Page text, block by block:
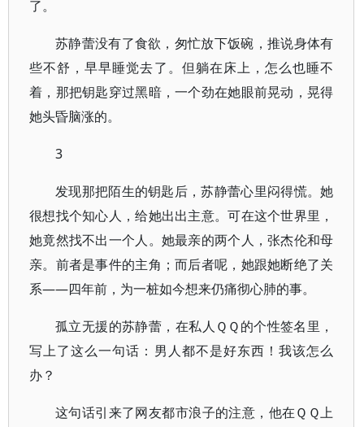
了。
苏静蕾没有了食欲，匆忙放下饭碗，推说身体有
些不舒，早早睡觉去了。但躺在床上，怎么也睡不
着，那把钥匙穿过黑暗，一个劲在她眼前晃动，晃得
她头昏脑涨的。
3
发现那把陌生的钥匙后，苏静蕾心里闷得慌。她
很想找个知心人，给她出出主意。可在这个世界里，
她竟然找不出一个人。她最亲的两个人，张杰伦和母
亲。前者是事件的主角；而后者呢，她跟她断绝了关
系——四年前，为一桩如今想来仍痛彻心肺的事。
孤立无援的苏静蕾，在私人ＱＱ的个性签名里，
写上了这么一句话：男人都不是好东西！我该怎么
办？
这句话引来了网友都市浪子的注意，他在ＱＱ上